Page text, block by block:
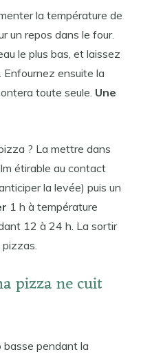
la température de
un repos dans le four.
le plus bas, et laissez
ensuite la
toute seule. Une
? La mettre dans
étirable au contact
la levée) puis un
1 h à température
12 à 24 h. La sortir
pizza ne cuit
basse pendant la